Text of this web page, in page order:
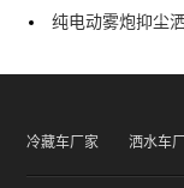
纯电动雾炮抑尘
冷藏车厂家 洒水车